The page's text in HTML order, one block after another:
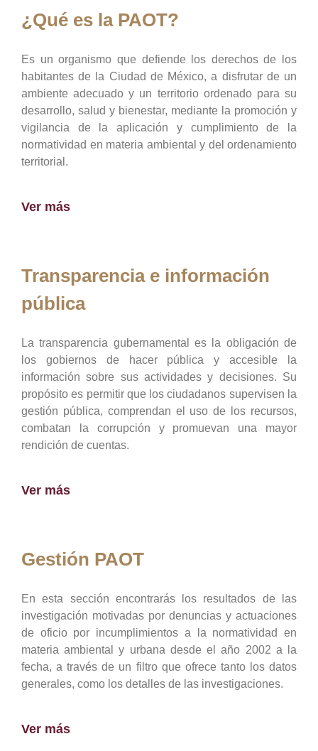
¿Qué es la PAOT?
Es un organismo que defiende los derechos de los
habitantes de la Ciudad de México, a disfrutar de un
ambiente adecuado y un territorio ordenado para su
desarrollo, salud y bienestar, mediante la promoción y
vigilancia de la aplicación y cumplimiento de la
normatividad en materia ambiental y del ordenamiento
territorial.
Ver más
Transparencia e información
pública
La transparencia gubernamental es la obligación de
los gobiernos de hacer pública y accesible la
información sobre sus actividades y decisiones. Su
propósito es permitir que los ciudadanos supervisen la
gestión pública, comprendan el uso de los recursos,
combatan la corrupción y promuevan una mayor
rendición de cuentas.
Ver más
Gestión PAOT
En esta sección encontrarás los resultados de las
investigación motivadas por denuncias y actuaciones
de oficio por incumplimientos a la normatividad en
materia ambiental y urbana desde el año 2002 a la
fecha, a través de un filtro que ofrece tanto los datos
generales, como los detalles de las investigaciones.
Ver más